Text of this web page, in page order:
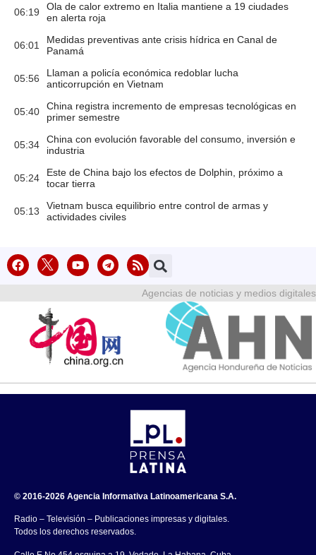
06:19
Ola de calor extremo en Italia mantiene a 19 ciudades
en alerta roja
06:01
Medidas preventivas ante crisis hídrica en Canal de
Panamá
05:56
Llaman a policía económica redoblar lucha
anticorrupción en Vietnam
05:40
China registra incremento de empresas tecnológicas en
primer semestre
05:34
China con evolución favorable del consumo, inversión e
industria
05:24
Este de China bajo los efectos de Dolphin, próximo a
tocar tierra
05:13
Vietnam busca equilibrio entre control de armas y
actividades civiles
Agencias de noticias y medios digitales
© 2016-2026 Agencia Informativa Latinoamericana S.A.
Radio – Televisión – Publicaciones impresas y digitales.
Todos los derechos reservados.